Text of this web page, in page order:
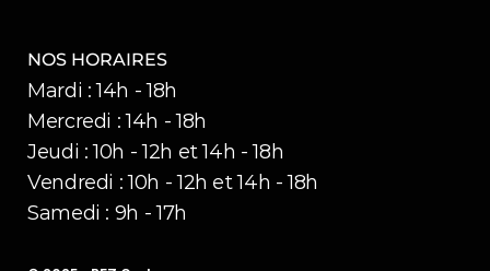
NOS HORAIRES
Mardi : 14h - 18h
Mercredi : 14h - 18h
Jeudi : 10h - 12h et 14h - 18h
Vendredi : 10h - 12h et 14h - 18h
Samedi : 9h - 17h